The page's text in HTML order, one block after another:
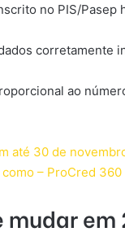
no PIS/Pasep
corretamente
ao
até 30 de
– ProCred 360
mudar em